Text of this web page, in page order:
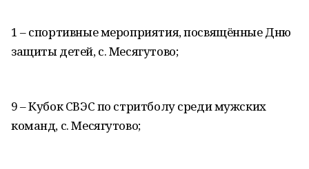
1 – спортивные мероприятия, посвящённые Дню
защиты детей, с. Месягутово;
9 – Кубок СВЭС по стритболу среди мужских
команд, с. Месягутово;